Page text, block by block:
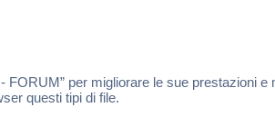
per migliorare le sue prestazioni
questi tipi di file.